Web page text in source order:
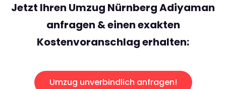
Jetzt Ihren Umzug Nürnberg Adiyaman
anfragen & einen exakten
Kostenvoranschlag erhalten:
Umzug unverbindlich anfragen!